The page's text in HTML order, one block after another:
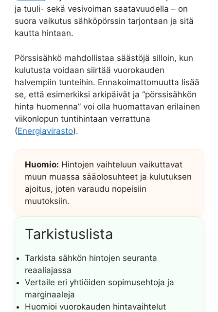
ja tuuli- sekä vesivoiman saatavuudella – on
suora vaikutus sähköpörssin tarjontaan ja sitä
kautta hintaan.
Pörssisähkö mahdollistaa säästöjä silloin, kun
kulutusta voidaan siirtää vuorokauden
halvempiin tunteihin. Ennakoimattomuutta lisää
se, että esimerkiksi arkipäivät ja “pörssisähkön
hinta huomenna” voi olla huomattavan erilainen
viikonlopun tuntihintaan verrattuna
(Energiavirasto).
Huomio: Hintojen vaihteluun vaikuttavat
muun muassa sääolosuhteet ja kulutuksen
ajoitus, joten varaudu nopeisiin
muutoksiin.
Tarkistuslista
Tarkista sähkön hintojen seuranta
reaaliajassa
Vertaile eri yhtiöiden sopimusehtoja ja
marginaaleja
Huomioi vuorokauden hintavaihtelut